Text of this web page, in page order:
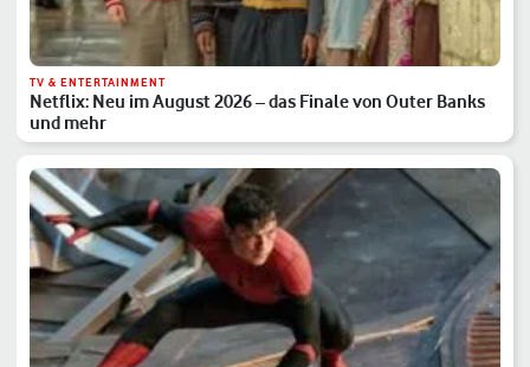
TV & ENTERTAINMENT
Netflix: Neu im August 2026 – das Finale von Outer Banks
und mehr